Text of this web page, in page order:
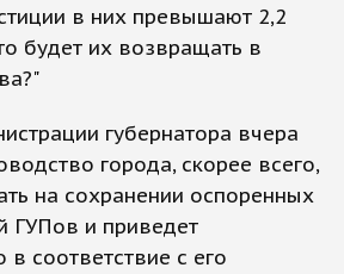
в них превышают 2,2
будет их возвращать в
губернатора вчера
города, скорее всего,
на сохранении оспоренных
ГУПов и приведет
в соответствие с его